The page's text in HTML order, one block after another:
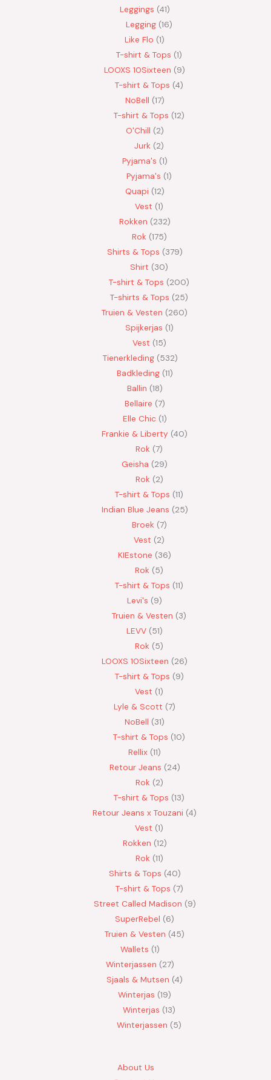
Leggings 41
Legging 16
Like Flo 1
T-shirt & Tops 1
LOOXS 10Sixteen
9
T-shirt & Tops 4
NoBell 17
T-shirt & Tops 12
O'Chill 2
Jurk 2
Pyjama's 1
Pyjama's 1
Quapi 12
Vest 1
Rokken 232
Rok 175
Shirts & Tops 379
Shirt
30
T-shirt & Tops
200
T-shirts & Tops
25
Truien & Vesten
260
Spijkerjas 1
Vest 15
Tienerkleding 532
Badkleding 11
Ballin 18
Bellaire 7
Elle Chic 1
Frankie & Liberty 40
Rok 7
Geisha
29
Rok 2
T-shirt & Tops 11
Indian Blue Jeans 25
Broek 7
Vest
2
KIEstone
36
Rok 5
T-shirt & Tops 11
Levi's
9
Truien & Vesten
3
LEVV 51
Rok 5
LOOXS 10Sixteen
26
T-shirt & Tops 9
Vest 1
Lyle & Scott 7
NoBell
31
T-shirt & Tops 10
Rellix 11
Retour Jeans 24
Rok 2
T-shirt & Tops 13
Retour Jeans x Touzani 4
Vest 1
Rokken 12
Rok 11
Shirts & Tops 40
T-shirt & Tops 7
Street Called Madison 9
SuperRebel
6
Truien & Vesten 45
Wallets 1
Winterjassen
27
Sjaals & Mutsen 4
Winterjas 19
Winterjas 13
Winterjassen
5
About Us